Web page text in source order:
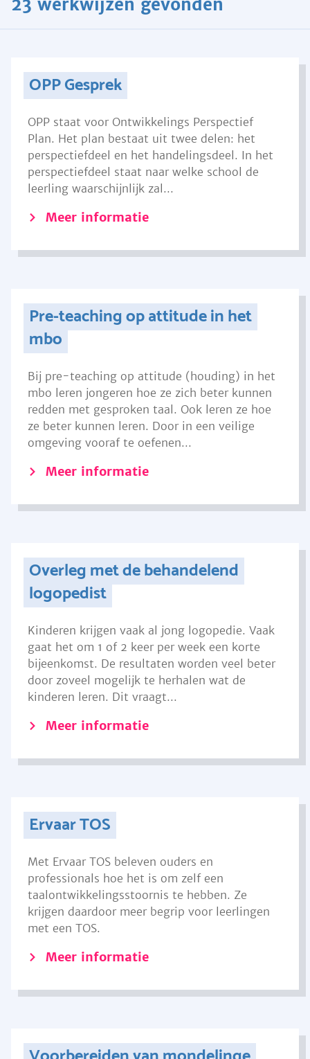
23 werkwijzen gevonden
OPP Gesprek
OPP staat voor Ontwikkelings Perspectief
Plan. Het plan bestaat uit twee delen: het
perspectiefdeel en het handelingsdeel. In het
perspectiefdeel staat naar welke school de
leerling waarschijnlijk zal...
Meer informatie
Pre-teaching op attitude in het
mbo
Bij pre-teaching op attitude (houding) in het
mbo leren jongeren hoe ze zich beter kunnen
redden met gesproken taal. Ook leren ze hoe
ze beter kunnen leren. Door in een veilige
omgeving vooraf te oefenen...
Meer informatie
Overleg met de behandelend
logopedist
Kinderen krijgen vaak al jong logopedie. Vaak
gaat het om 1 of 2 keer per week een korte
bijeenkomst. De resultaten worden veel beter
door zoveel mogelijk te herhalen wat de
kinderen leren. Dit vraagt...
Meer informatie
Ervaar TOS
Met Ervaar TOS beleven ouders en
professionals hoe het is om zelf een
taalontwikkelingsstoornis te hebben. Ze
krijgen daardoor meer begrip voor leerlingen
met een TOS.
Meer informatie